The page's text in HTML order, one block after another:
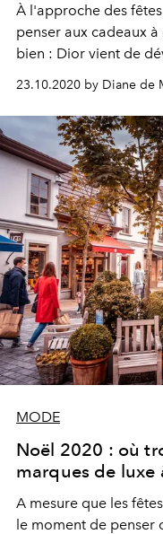
À l'approche des
penser aux cadeaux
bien : Dior vient de
l'incarnation même
23.10.2020 by Diane de
MODE
Noël 2020 : où
marques de luxe
A mesure que les
le moment de penser